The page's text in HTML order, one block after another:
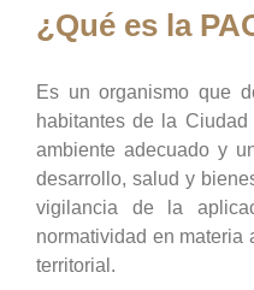
¿Qué es la
Es un organismo que
habitantes de la
ambiente adecuado y
desarrollo, salud y
vigilancia de la
normatividad en materia
territorial.